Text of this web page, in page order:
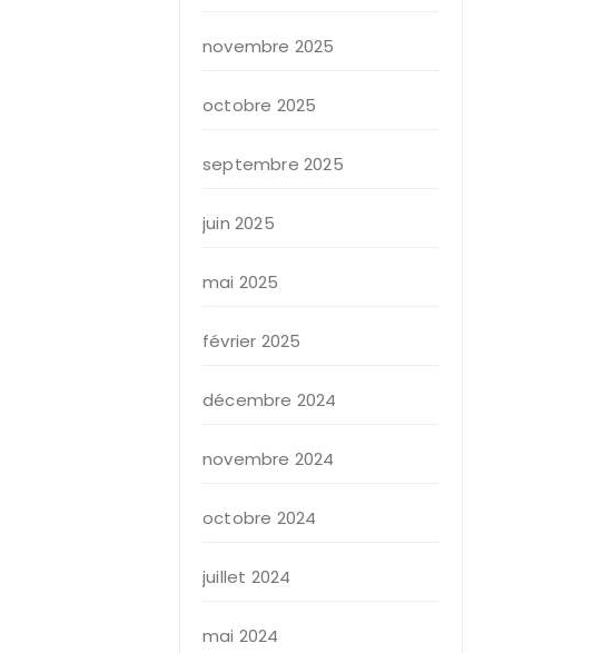
novembre 2025
octobre 2025
septembre 2025
juin 2025
mai 2025
février 2025
décembre 2024
novembre 2024
octobre 2024
juillet 2024
mai 2024